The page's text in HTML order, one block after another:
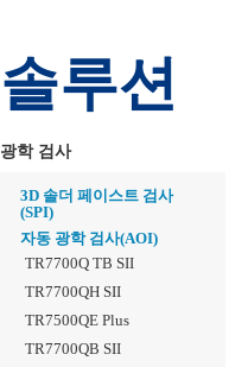
솔루션
광학 검사
3D 솔더 페이스트 검사
(SPI)
자동 광학 검사(AOI)
TR7700Q TB SII
TR7700QH SII
TR7500QE Plus
TR7700QB SII